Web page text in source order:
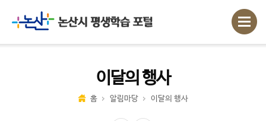
이달의 행사
홈 알림마당 이달의 행사